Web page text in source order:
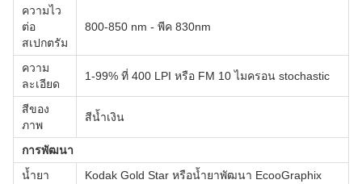
ความไว
ต่อ
สเปกตรัม
800-850 nm - พีค 830nm
ความ
ละเอียด
1-99% ที่ 400 LPI หรือ FM 10 ไมครอน stochastic
สีของ
ภาพ
สีน้ำเงิน
การพัฒนา
น้ำยา
Kodak Gold Star หรือน้ำยาพัฒนา EcooGraphix